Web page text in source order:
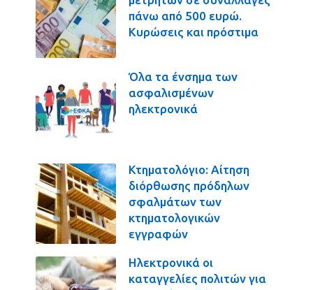
πάνω από 500 ευρώ.
Κυρώσεις και πρόστιμα
Όλα τα ένσημα των
ασφαλισμένων
ηλεκτρονικά
Κτηματολόγιο: Αίτηση
διόρθωσης πρόδηλων
σφαλμάτων των
κτηματολογικών
εγγραφών
Ηλεκτρονικά οι
καταγγελίες πολιτών για